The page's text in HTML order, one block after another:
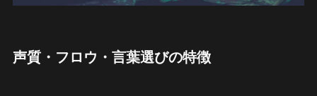
声質・フロウ・言葉選びの特徴